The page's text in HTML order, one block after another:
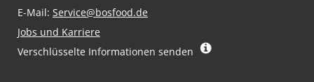
E-Mail: Service@bosfood.de
Jobs und Karriere
Verschlüsselte Informationen senden